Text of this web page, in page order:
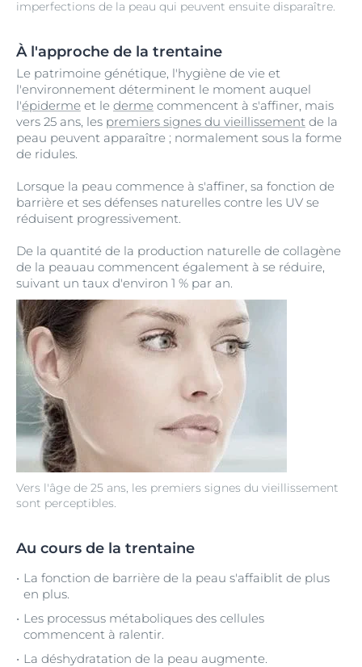
imperfections de la peau qui peuvent ensuite disparaître.
À l'approche de la trentaine
Vers l'âge de 25 ans, les premiers signes du vieillissement
sont perceptibles.
Le patrimoine génétique, l'hygiène de vie et
l'environnement déterminent le moment auquel
l'épiderme et le derme commencent à s'affiner, mais
vers 25 ans, les premiers signes du vieillissement de la
peau peuvent apparaître ; normalement sous la forme
de ridules.
Lorsque la peau commence à s'affiner, sa fonction de
barrière et ses défenses naturelles contre les UV se
réduisent progressivement.
De la quantité de la production naturelle de collagène
de la peauau commencent également à se réduire,
suivant un taux d'environ 1 % par an.
Au cours de la trentaine
La fonction de barrière de la peau s'affaiblit de plus
en plus.
Les processus métaboliques des cellules
commencent à ralentir.
La déshydratation de la peau augmente.